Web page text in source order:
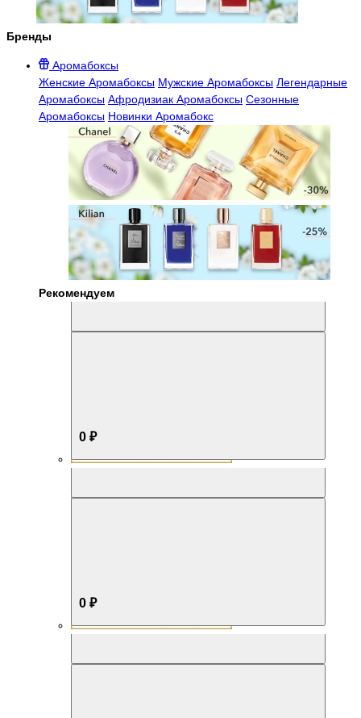
Бренды
Аромабоксы
Женские Аромабоксы Мужские Аромабоксы Легендарные
Аромабоксы Афродизиак Аромабоксы Сезонные
Аромабоксы Новинки Аромабокс
Рекомендуем
0 ₽
0 ₽